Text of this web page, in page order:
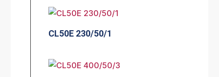
CL50E 230/50/1